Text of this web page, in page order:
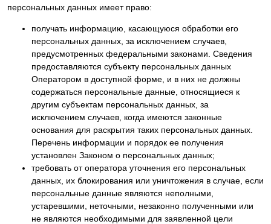
персональных данных имеет право:
получать информацию, касающуюся обработки его
персональных данных, за исключением случаев,
предусмотренных федеральными законами. Сведения
предоставляются субъекту персональных данных
Оператором в доступной форме, и в них не должны
содержаться персональные данные, относящиеся к
другим субъектам персональных данных, за
исключением случаев, когда имеются законные
основания для раскрытия таких персональных данных.
Перечень информации и порядок ее получения
установлен Законом о персональных данных;
требовать от оператора уточнения его персональных
данных, их блокирования или уничтожения в случае, если
персональные данные являются неполными,
устаревшими, неточными, незаконно полученными или
не являются необходимыми для заявленной цели